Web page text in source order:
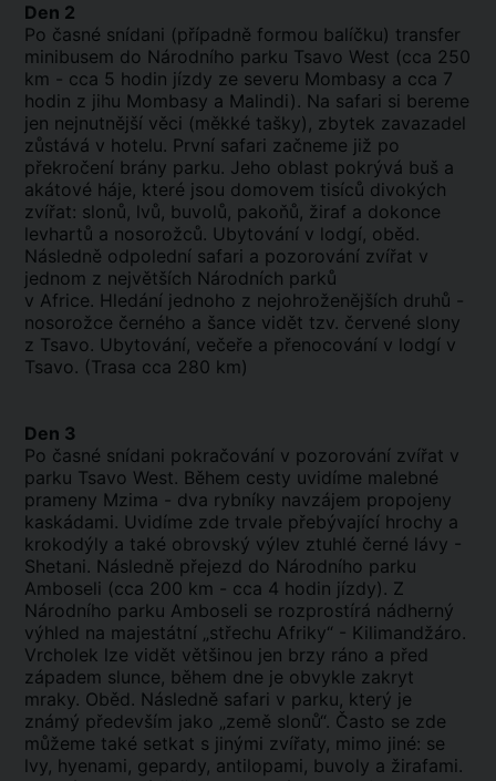
Den 2
Po časné snídani (případně formou balíčku) transfer
minibusem do Národního parku Tsavo West (cca 250
km - cca 5 hodin jízdy ze severu Mombasy a cca 7
hodin z jihu Mombasy a Malindi). Na safari si bereme
jen nejnutnější věci (měkké tašky), zbytek zavazadel
zůstává v hotelu. První safari začneme již po
překročení brány parku. Jeho oblast pokrývá buš a
akátové háje, které jsou domovem tisíců divokých
zvířat: slonů, lvů, buvolů, pakoňů, žiraf a dokonce
levhartů a nosorožců. Ubytování v lodgí, oběd.
Následně odpolední safari a pozorování zvířat v
jednom z největších Národních parků
v Africe. Hledání jednoho z nejohroženějších druhů -
nosorožce černého a šance vidět tzv. červené slony
z Tsavo. Ubytování, večeře a přenocování v lodgí v
Tsavo. (Trasa cca 280 km)
Den 3
Po časné snídani pokračování v pozorování zvířat v
parku Tsavo West. Během cesty uvidíme malebné
prameny Mzima - dva rybníky navzájem propojeny
kaskádami. Uvidíme zde trvale přebývající hrochy a
krokodýly a také obrovský výlev ztuhlé černé lávy -
Shetani. Následně přejezd do Národního parku
Amboseli (cca 200 km - cca 4 hodin jízdy). Z
Národního parku Amboseli se rozprostírá nádherný
výhled na majestátní „střechu Afriky“ - Kilimandžáro.
Vrcholek lze vidět většinou jen brzy ráno a před
západem slunce, během dne je obvykle zakryt
mraky. Oběd. Následně safari v parku, který je
známý především jako „země slonů“. Často se zde
můžeme také setkat s jinými zvířaty, mimo jiné: se
lvy, hyenami, gepardy, antilopami, buvoly a žirafami.